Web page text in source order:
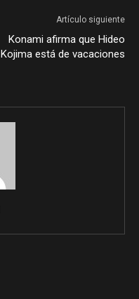
Artículo siguiente
Konami afirma que Hideo
Kojima está de vacaciones